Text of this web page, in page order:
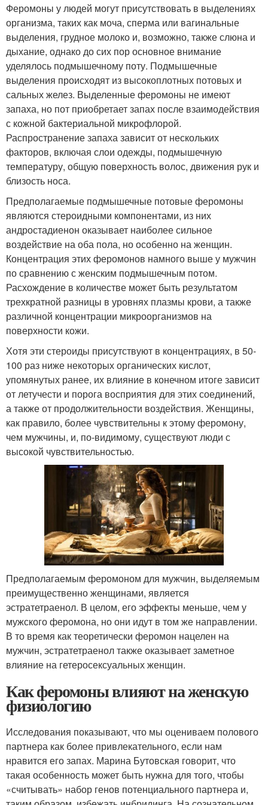
Феромоны у людей могут присутствовать в выделениях
организма, таких как моча, сперма или вагинальные
выделения, грудное молоко и, возможно, также слюна и
дыхание, однако до сих пор основное внимание
уделялось подмышечному поту. Подмышечные
выделения происходят из высокоплотных потовых и
сальных желез. Выделенные феромоны не имеют
запаха, но пот приобретает запах после взаимодействия
с кожной бактериальной микрофлорой.
Распространение запаха зависит от нескольких
факторов, включая слои одежды, подмышечную
температуру, общую поверхность волос, движения рук и
близость носа.
Предполагаемые подмышечные потовые феромоны
являются стероидными компонентами, из них
андростадиенон оказывает наиболее сильное
воздействие на оба пола, но особенно на женщин.
Концентрация этих феромонов намного выше у мужчин
по сравнению с женским подмышечным потом.
Расхождение в количестве может быть результатом
трехкратной разницы в уровнях плазмы крови, а также
различной концентрации микроорганизмов на
поверхности кожи.
Хотя эти стероиды присутствуют в концентрациях, в 50-
100 раз ниже некоторых органических кислот,
упомянутых ранее, их влияние в конечном итоге зависит
от летучести и порога восприятия для этих соединений,
а также от продолжительности воздействия. Женщины,
как правило, более чувствительны к этому феромону,
чем мужчины, и, по-видимому, существуют люди с
высокой чувствительностью.
Предполагаемым феромоном для мужчин, выделяемым
преимущественно женщинами, является
эстратетраенол. В целом, его эффекты меньше, чем у
мужского феромона, но они идут в том же направлении.
В то время как теоретически феромон нацелен на
мужчин, эстратетраенол также оказывает заметное
влияние на гетеросексуальных женщин.
Как феромоны влияют на женскую
физиологию
Исследования показывают, что мы оцениваем полового
партнера как более привлекательного, если нам
нравится его запах. Марина Бутовская говорит, что
такая особенность может быть нужна для того, чтобы
«считывать» набор генов потенциального партнера и,